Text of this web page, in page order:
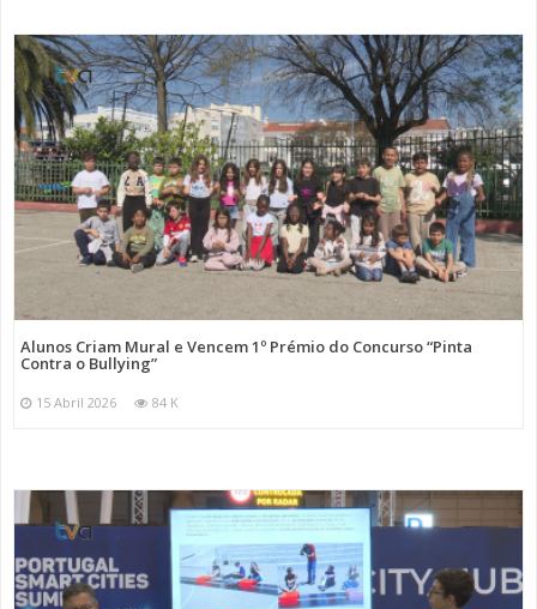
Alunos Criam Mural e Vencem 1º Prémio do Concurso “Pinta
Contra o Bullying”
15 Abril 2026 84 K